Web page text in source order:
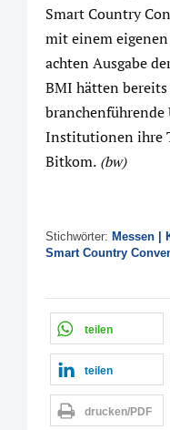
Smart Country
mit einem
achten Ausgabe
BMI hätten
Institutionen ihre
Bitkom. (bw)
Stichwörter: Messen |
Smart Country
teilen
teilen
drucken/PDF